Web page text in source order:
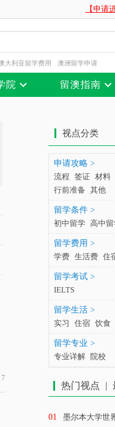
【申请
大利亚留学费用 澳洲留学申请
院 留澳指南
视点分类
申请攻略 >
流程 签证 材料
行前准备 其他
留学条件 >
初中留学 高中
留学费用 >
学费 生活费 住
留学考试 >
IELTS
留学生活 >
实习
住宿 饮食
留学专业 >
专业详解 院校
热门视点 |
01 墨尔本大学世